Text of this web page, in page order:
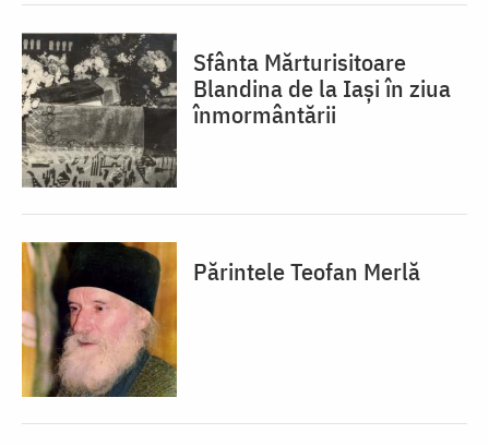
Sfânta Mărturisitoare
Blandina de la Iași în ziua
înmormântării
Părintele Teofan Merlă